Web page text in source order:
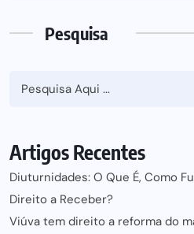
Pesquisa
Artigos Recentes
Diuturnidades: O Que É, Como
Direito a Receber?
Viúva tem direito a reforma do